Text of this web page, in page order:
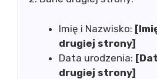
Imię i Nazwisko:
drugiej strony]
Data urodzenia:
drugiej strony]